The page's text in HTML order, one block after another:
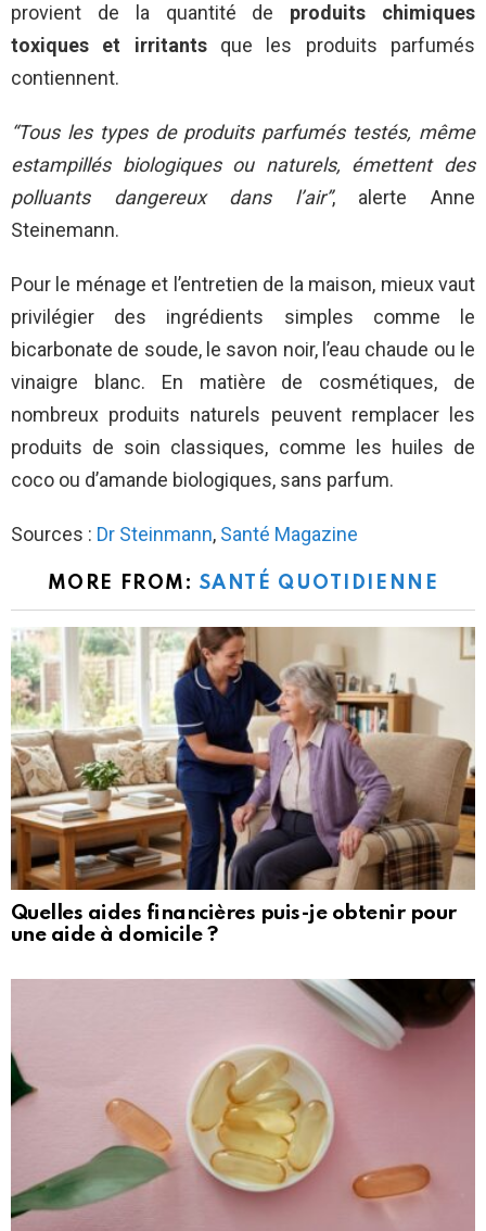
provient de la quantité de produits chimiques
toxiques et irritantsque les produits parfumés
contiennent.
“Tous les types de produits parfumés testés, même
estampillés biologiques ou naturels, émettent des
polluants dangereux dans l’air”, alerte Anne
Steinemann.
Pour le ménage et l’entretien de la maison, mieux vaut
privilégier des ingrédients simples comme le
bicarbonate de soude, le savon noir, l’eau chaude ou le
vinaigre blanc. En matière de cosmétiques, de
nombreux produits naturels peuvent remplacer les
produits de soin classiques, comme les huiles de
coco ou d’amande biologiques, sans parfum.
Sources : Dr Steinmann, Santé Magazine
MORE FROM: SANTÉ QUOTIDIENNE
Quelles aides financières puis-je obtenir pour
une aide à domicile ?